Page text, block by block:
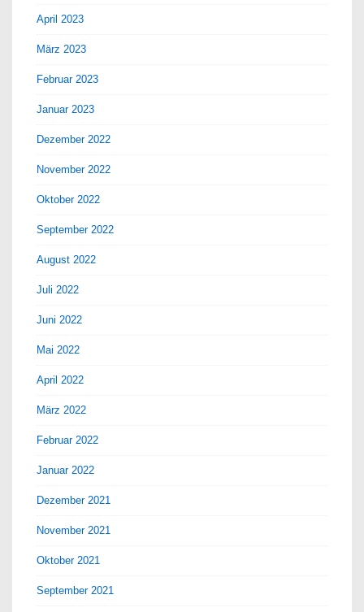
April 2023
März 2023
Februar 2023
Januar 2023
Dezember 2022
November 2022
Oktober 2022
September 2022
August 2022
Juli 2022
Juni 2022
Mai 2022
April 2022
März 2022
Februar 2022
Januar 2022
Dezember 2021
November 2021
Oktober 2021
September 2021